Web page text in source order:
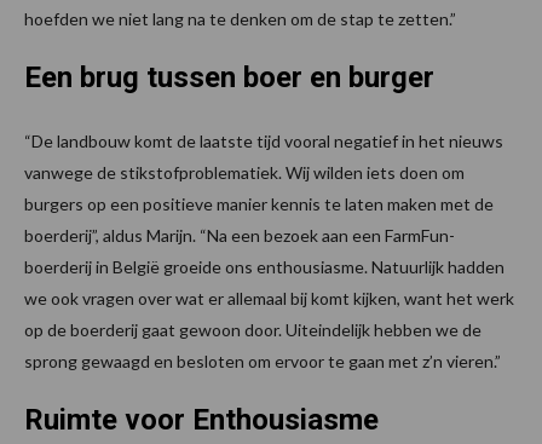
hoefden we niet lang na te denken om de stap te zetten.”
Een brug tussen boer en burger
“De landbouw komt de laatste tijd vooral negatief in het nieuws
vanwege de stikstofproblematiek. Wij wilden iets doen om
burgers op een positieve manier kennis te laten maken met de
boerderij”, aldus Marijn. “Na een bezoek aan een FarmFun-
boerderij in België groeide ons enthousiasme. Natuurlijk hadden
we ook vragen over wat er allemaal bij komt kijken, want het werk
op de boerderij gaat gewoon door. Uiteindelijk hebben we de
sprong gewaagd en besloten om ervoor te gaan met z’n vieren.”
Ruimte voor Enthousiasme